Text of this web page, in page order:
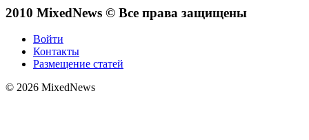
2010 MixedNews © Все права защищены
Войти
Контакты
Размещение статей
© 2026 MixedNews